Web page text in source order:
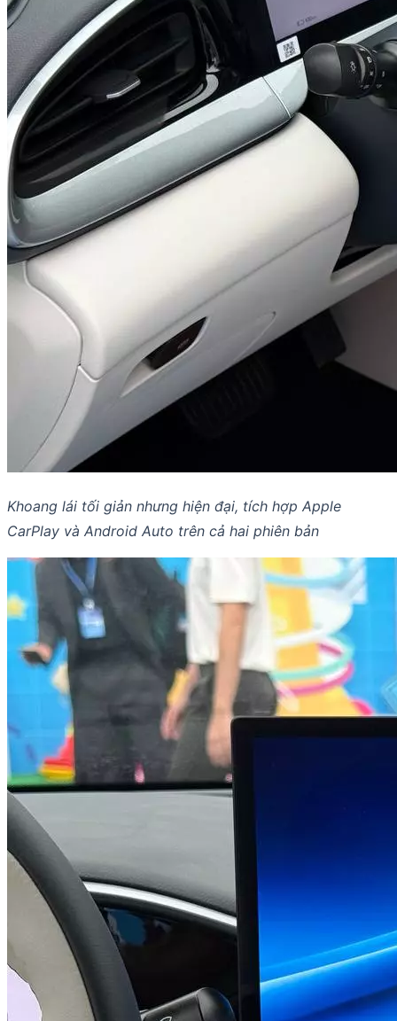
Khoang lái tối giản nhưng hiện đại, tích hợp Apple
CarPlay và Android Auto trên cả hai phiên bản